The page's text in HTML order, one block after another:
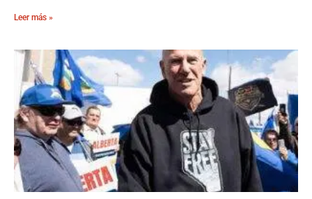
Leer más »